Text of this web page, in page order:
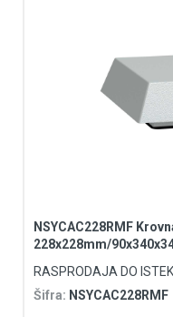
NSYCAC228RMF
228x228mm/
RASPRODAJA DO
Šifra: NSYCAC228RMF